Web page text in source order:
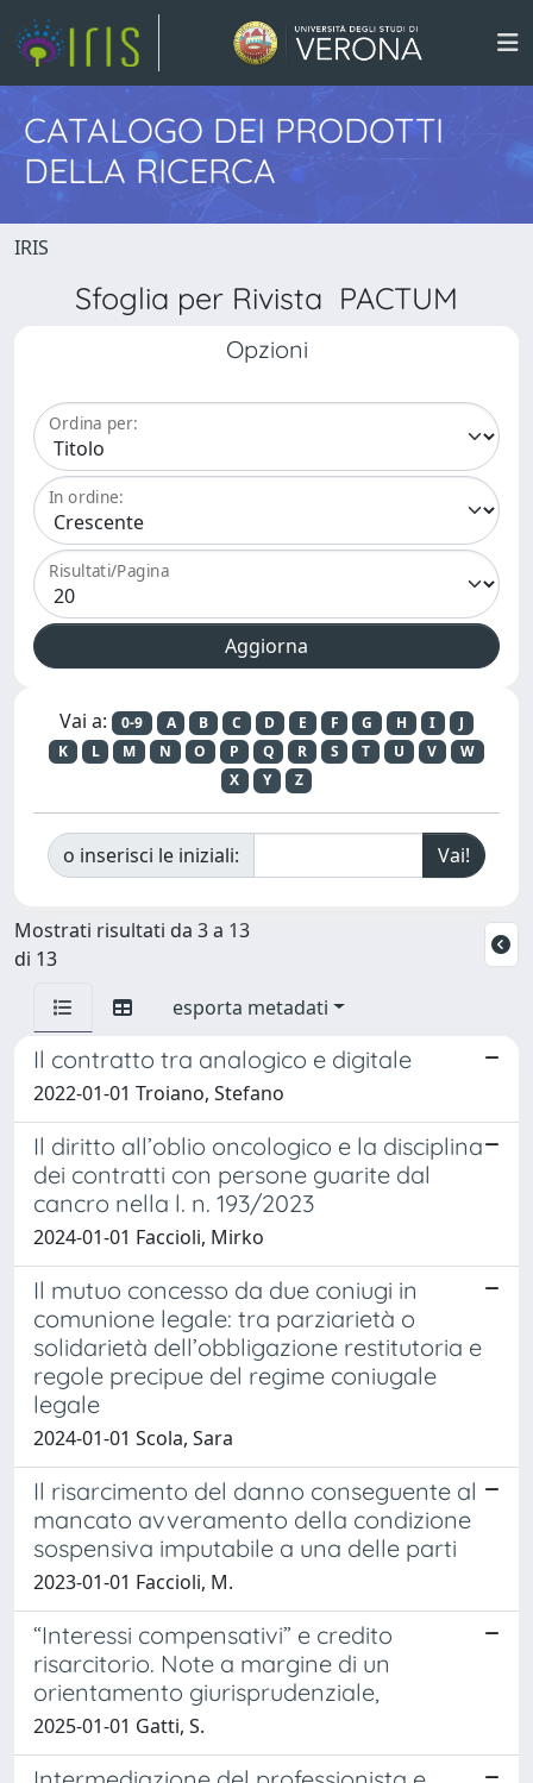
CATALOGO DEI PRODOTTI
DELLA RICERCA
IRIS
Sfoglia per Rivista PACTUM
Opzioni
Ordina per:
In ordine:
Risultati/Pagina
Vai a: 0-9 A B C D E F G H I
J
K
L M N O P Q R S T U V
W
X
Y Z
o inserisci le iniziali:
Mostrati risultati da 3 a 13
di 13
esporta metadati
Il contratto tra analogico e digitale
2022-01-01 Troiano, Stefano
Il diritto all’oblio oncologico e la disciplina
dei contratti con persone guarite dal
cancro nella l. n. 193/2023
2024-01-01 Faccioli, Mirko
Il mutuo concesso da due coniugi in
comunione legale: tra parziarietà o
solidarietà dell’obbligazione restitutoria e
regole precipue del regime coniugale
legale
2024-01-01 Scola, Sara
Il risarcimento del danno conseguente al
mancato avveramento della condizione
sospensiva imputabile a una delle parti
2023-01-01 Faccioli, M.
“Interessi compensativi” e credito
risarcitorio. Note a margine di un
orientamento giurisprudenziale,
2025-01-01 Gatti, S.